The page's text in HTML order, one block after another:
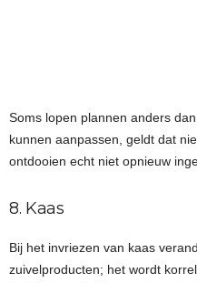
Soms lopen plannen anders
kunnen aanpassen, geldt dat
ontdooien echt niet opnieuw
8. Kaas
Bij het invriezen van kaas
zuivelproducten; het wordt